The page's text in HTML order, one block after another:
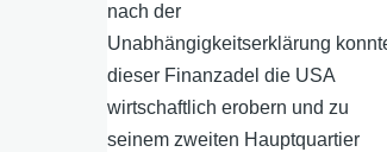
nach der
Unabhängigkeitserklärung
dieser Finanzadel die USA
wirtschaftlich erobern und zu
seinem zweiten Hauptquartier